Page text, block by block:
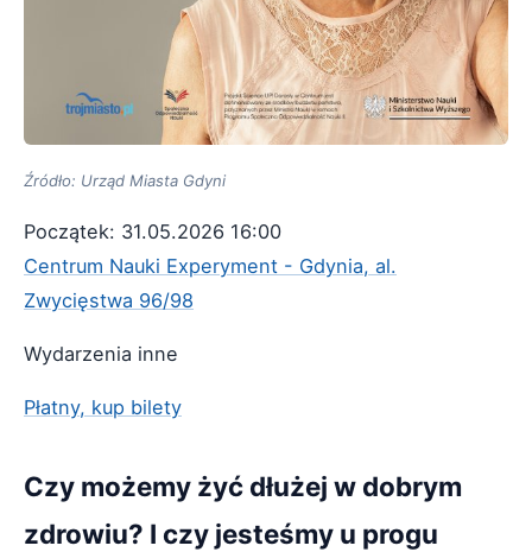
Źródło: Urząd Miasta Gdyni
Początek: 31.05.2026 16:00
Centrum Nauki Experyment - Gdynia, al.
Zwycięstwa 96/98
Wydarzenia inne
Płatny, kup bilety
Czy możemy żyć dłużej w dobrym
zdrowiu? I czy jesteśmy u progu